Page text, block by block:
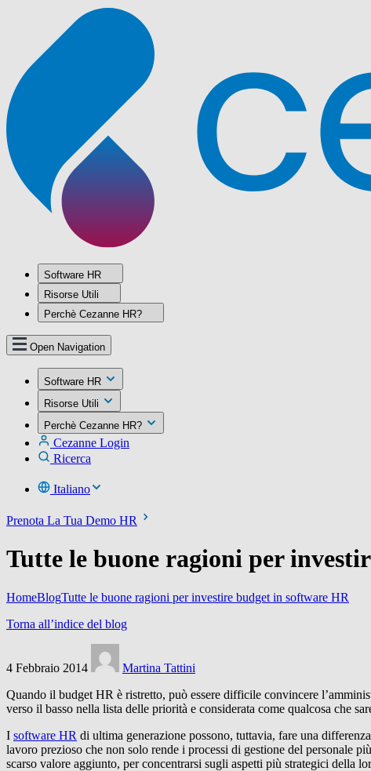
Software HR
Risorse Utili
Perchè Cezanne HR?
Open Navigation
Software HR
Risorse Utili
Perchè Cezanne HR?
Cezanne Login
Ricerca
Italiano
Prenota La Tua Demo HR
Tutte le buone ragioni per
HomeBlogTutte le buone ragioni per investire budget in software HR
Torna all’indice del blog
4 Febbraio 2014
Martina Tattini
Quando il budget HR è ristretto, può essere difficile convincere
verso il basso nella lista delle priorità e considerata come qualcosa che
I software HR di ultima generazione possono, tuttavia, fare una
lavoro prezioso che non solo rende i processi di gestione del personale
scarso valore aggiunto, per concentrarsi sugli aspetti più strategici della